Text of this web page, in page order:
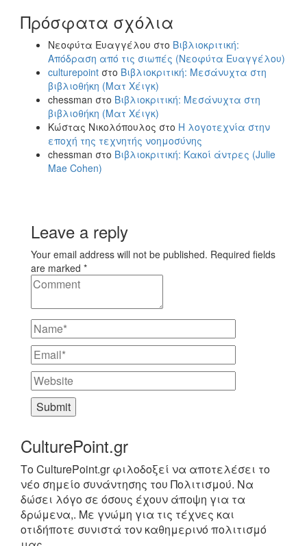
Πρόσφατα σχόλια
Νεοφύτα Ευαγγέλου στο Βιβλιοκριτική:
Απόδραση από τις σιωπές (Νεοφύτα Ευαγγέλου)
culturepoint στο Βιβλιοκριτική: Μεσάνυχτα στη
βιβλιοθήκη (Ματ Χέιγκ)
chessman στο Βιβλιοκριτική: Μεσάνυχτα στη
βιβλιοθήκη (Ματ Χέιγκ)
Κώστας Νικολόπουλος στο Η λογοτεχνία στην
εποχή της τεχνητής νοημοσύνης
chessman στο Βιβλιοκριτική: Κακοί άντρες (Julie
Mae Cohen)
Leave a reply
Your email address will not be published. Required fields
are marked *
CulturePoint.gr
Το CulturePoint.gr φιλοδοξεί να αποτελέσει το
νέο σημείο συνάντησης του Πολιτισμού. Να
δώσει λόγο σε όσους έχουν άποψη για τα
δρώμενα,. Με γνώμη για τις τέχνες και
οτιδήποτε συνιστά τον καθημερινό πολιτισμό